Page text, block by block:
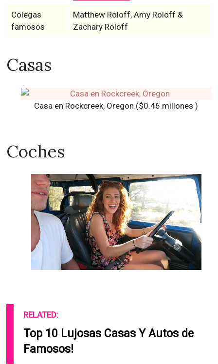
Colegas
famosos
Matthew Roloff, Amy Roloff &
Zachary Roloff
Casas
Casa en Rockcreek, Oregon ($0.46 millones )
Coches
RELATED:
Top 10 Lujosas Casas Y Autos de
Famosos!